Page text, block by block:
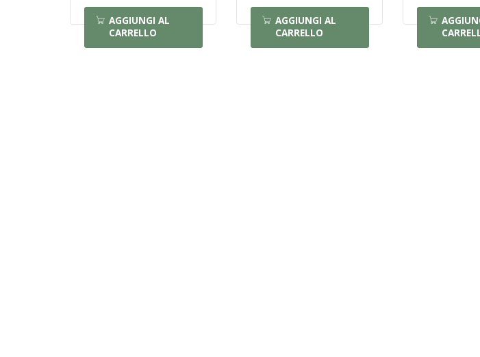
AGGIUNGI AL
CARRELLO
AGGIUNGI AL
CARRELLO